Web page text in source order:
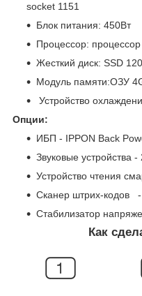
socket 1151
Блок питания: 450Вт
Процессор: процессор
Жесткий диск: SSD
Модуль памяти:ОЗУ
Устройство
Опции:
ИБП - IPPON Back
Звуковые устройства -
Устройство чтения
Сканер штрих-кодов
Стабилизатор
Как